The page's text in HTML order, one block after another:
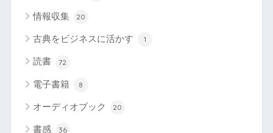
情報収集 20
古典をビジネスに活かす 1
読書 72
電子書籍 8
オーディオブック 20
書感 36